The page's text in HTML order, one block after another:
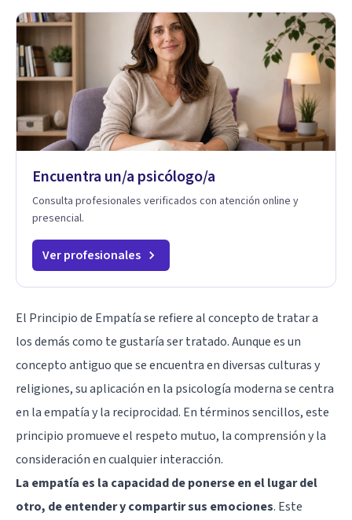
Encuentra un/a psicólogo/a
Consulta profesionales verificados con atención online y
presencial.
Ver profesionales
El Principio de Empatía se refiere al concepto de tratar a
los demás como te gustaría ser tratado. Aunque es un
concepto antiguo que se encuentra en diversas culturas y
religiones, su aplicación en la psicología moderna se centra
en la empatía y la reciprocidad. En términos sencillos, este
principio promueve el respeto mutuo, la comprensión y la
consideración en cualquier interacción.
La empatía es la capacidad de ponerse en el lugar del
otro, de entender y compartir sus emociones. Este